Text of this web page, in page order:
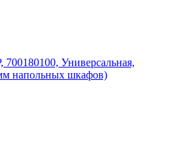
700180100, Универсальная,
напольных шкафов)